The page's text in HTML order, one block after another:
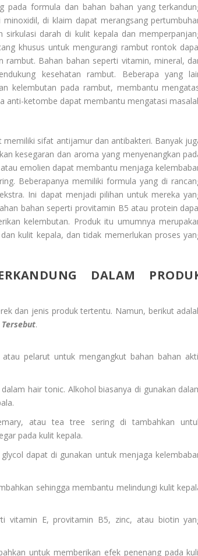
pada formula dan bahan bahan yang
di klaim dapat merangsang
darah di kulit kepala dan
khusus untuk mengurangi rambut rontok
Bahan bahan seperti vitamin, mineral,
kesehatan rambut. Beberapa yang
kelembutan pada rambut, membantu
anti-ketombe dapat membantu mengatasi
sifat antijamur dan antibakteri. Banyak
kesegaran dan aroma yang menyenangkan
emolien dapat membantu menjaga
Beberapanya memiliki formula yang di
Ini dapat menjadi pilihan untuk mereka
bahan seperti provitamin B5 atau protein
kelembutan. Produk itu umumnya
kulit kepala, dan tidak memerlukan proses
DALAM
dan jenis produk tertentu. Namun, berikut
.
pelarut untuk mengangkut bahan bahan
hair tonic. Alkohol biasanya di gunakan
atau tea tree sering di tambahkan
pada kulit kepala.
dapat di gunakan untuk menjaga
sehingga membantu melindungi kulit
vitamin E, provitamin B5, zinc, atau biotin
untuk memberikan efek penenang pada